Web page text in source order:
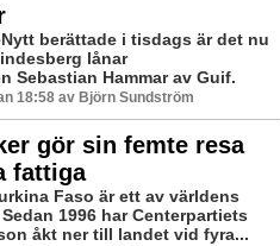
berättade i tisdags är det nu
lånar
Sebastian Hammar av Guif.
18:58 av Björn Sundström
gör sin femte resa
fattiga
Faso är ett av världens
1996 har Centerpartiets
åkt ner till landet vid fyra...